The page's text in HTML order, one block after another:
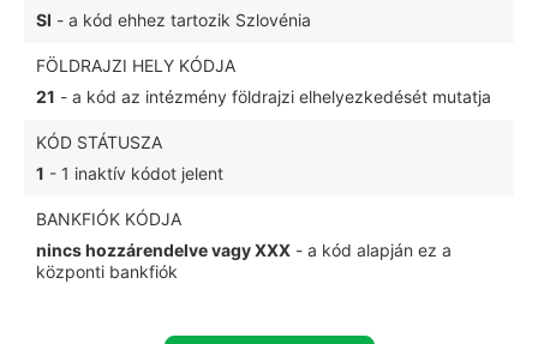
SI - a kód ehhez tartozik Szlovénia
FÖLDRAJZI HELY KÓDJA
21 - a kód az intézmény földrajzi elhelyezkedését mutatja
KÓD STÁTUSZA
1 - 1 inaktív kódot jelent
BANKFIÓK KÓDJA
nincs hozzárendelve vagy XXX - a kód alapján ez a
központi bankfiók